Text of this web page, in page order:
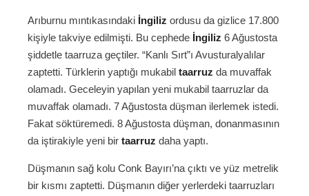
Arıburnu mıntıkasındaki İngiliz ordusu da gizlice 17.800
kişiyle takviye edilmişti. Bu cephede İngiliz 6 Ağustosta
şiddetle taarruza geçtiler. “Kanlı Sırt”ı Avusturalyalılar
zaptetti. Türklerin yaptığı mukabil taarruz da muvaffak
olamadı. Geceleyin yapılan yeni mukabil taarruzlar da
muvaffak olamadı. 7 Ağustosta düşman ilerlemek istedi.
Fakat söktüremedi. 8 Ağustosta düşman, donanmasının
da iştirakiyle yeni bir taarruz daha yaptı.
Düşmanın sağ kolu Conk Bayırı’na çıktı ve yüz metrelik
bir kısmı zaptetti. Düşmanın diğer yerlerdeki taarruzları